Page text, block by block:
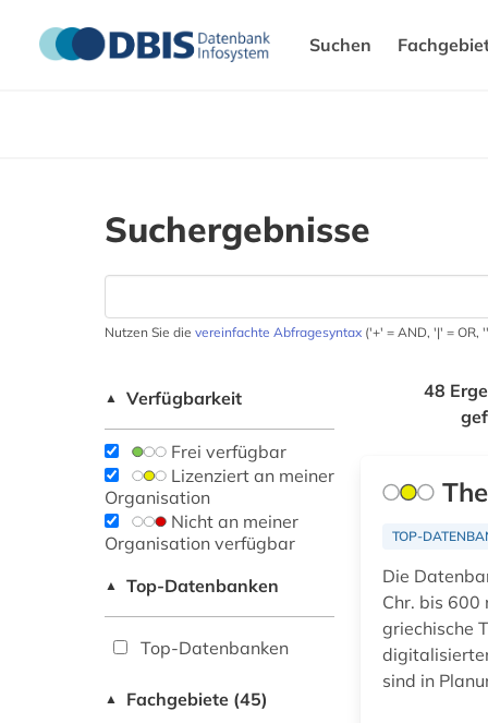
Suchen
Suchergebnisse
Nutzen Sie die vereinfachte Abfragesyntax ('+' = AND, '|' = OR,
▲ Verfügbarkeit
Frei verfügbar
Lizenziert an meiner
Organisation
Nicht an meiner
Organisation verfügbar
▲ Top-Datenbanken
Top-Datenbanken
▲ Fachgebiete (45)
48
TOP-
Die
Chr. bis 600
griechische
sind in